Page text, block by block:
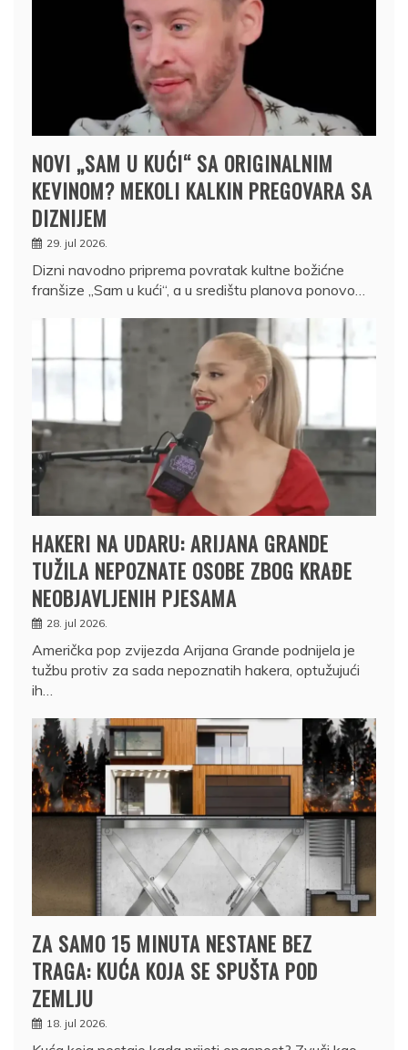
NOVI „SAM U KUĆI“ SA ORIGINALNIM
KEVINOM? MEKOLI KALKIN PREGOVARA SA
DIZNIJEM
29. jul 2026.
Dizni navodno priprema povratak kultne božićne
franšize „Sam u kući“, a u središtu planova ponovo…
HAKERI NA UDARU: ARIJANA GRANDE
TUŽILA NEPOZNATE OSOBE ZBOG KRAĐE
NEOBJAVLJENIH PJESAMA
28. jul 2026.
Američka pop zvijezda Arijana Grande podnijela je
tužbu protiv za sada nepoznatih hakera, optužujući
ih…
ZA SAMO 15 MINUTA NESTANE BEZ
TRAGA: KUĆA KOJA SE SPUŠTA POD
ZEMLJU
18. jul 2026.